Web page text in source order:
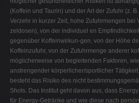
(Koffein und Taurin) und der Art der Zufuhr (z.
Verzehr in kurzer Zeit, hohe Zufuhrmengen bei
zeldosen), von der individuel en
gegenüber Koffeinwirkun-gen, von der Höhe
Koffeinzufuhr, von der Zufuhrmenge anderer
möglicherweise von begleitenden Faktoren,
anstrengender körperlicher/sportlicher
besteht das Risiko des nicht
Shots. Das Institut geht davon aus, dass
für Energy-Getränke und wie diese nach